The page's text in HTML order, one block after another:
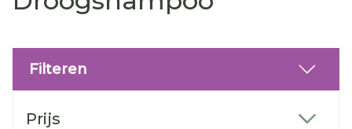
Filteren
Prijs